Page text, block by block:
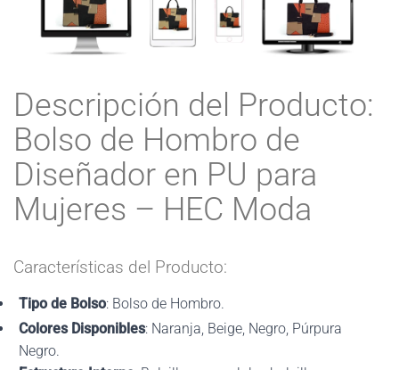
Descripción del Producto:
Bolso de Hombro de
Diseñador en PU para
Mujeres – HEC Moda
Características del Producto:
Tipo de Bolso: Bolso de Hombro.
Colores Disponibles: Naranja, Beige, Negro, Púrpura
Negro.